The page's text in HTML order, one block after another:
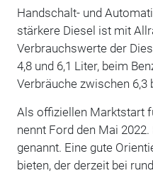
Handschalt- und
stärkere Diesel ist mit
Verbrauchswerte der
4,8 und 6,1 Liter, beim
Verbräuche zwischen 6,3
Als offiziellen Marktstart
nennt Ford den Mai
genannt. Eine gute
bieten, der derzeit bei